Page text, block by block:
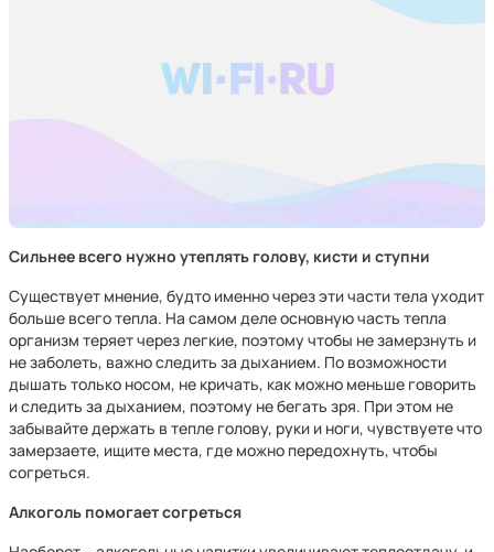
Сильнее всего нужно утеплять голову, кисти и ступни
Существует мнение, будто именно через эти части тела уходит
больше всего тепла. На самом деле основную часть тепла
организм теряет через легкие, поэтому чтобы не замерзнуть и
не заболеть, важно следить за дыханием. По возможности
дышать только носом, не кричать, как можно меньше говорить
и следить за дыханием, поэтому не бегать зря. При этом не
забывайте держать в тепле голову, руки и ноги, чувствуете что
замерзаете, ищите места, где можно передохнуть, чтобы
согреться.
Алкоголь помогает согреться